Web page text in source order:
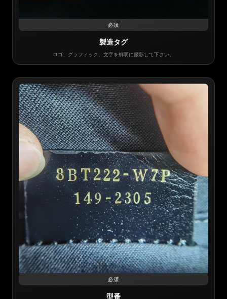
必須
製造タグ
ロゴ、グラフィック、文字を鮮明に撮影して下さい。
必須
型番